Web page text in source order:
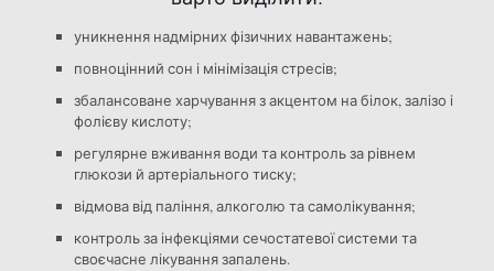
уникнення надмірних фізичних навантажень;
повноцінний сон і мінімізація стресів;
збалансоване харчування з акцентом на білок, залізо і
фолієву кислоту;
регулярне вживання води та контроль за рівнем
глюкози й артеріального тиску;
відмова від паління, алкоголю та самолікування;
контроль за інфекціями сечостатевої системи та
своєчасне лікування запалень.